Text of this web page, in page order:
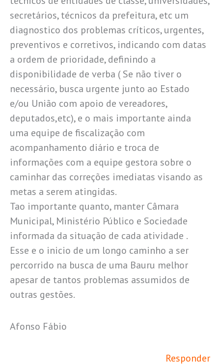
secretários, técnicos da prefeitura, etc um
diagnostico dos problemas críticos, urgentes,
preventivos e corretivos, indicando com datas
a ordem de prioridade, definindo a
disponibilidade de verba ( Se não tiver o
necessário, busca urgente junto ao Estado
e/ou União com apoio de vereadores,
deputados,etc), e o mais importante ainda
uma equipe de fiscalização com
acompanhamento diário e troca de
informações com a equipe gestora sobre o
caminhar das correções imediatas visando as
metas a serem atingidas.
Tao importante quanto, manter Câmara
Municipal, Ministério Público e Sociedade
informada da situação de cada atividade .
Esse e o inicio de um longo caminho a ser
percorrido na busca de uma Bauru melhor
apesar de tantos problemas assumidos de
outras gestões.
Afonso Fábio
Responder